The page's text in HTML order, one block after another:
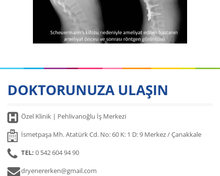
DOKTORUNUZA ULAŞIN
Özel Klinik | Pehlivanoğlu İş Merkezi
İsmetpaşa Mh. Atatürk Cd. No: 60 K: 1 D: 9 Merkez / Çanakkale
TEL: 0 542 604 94 90
dryenererken@gmail.com